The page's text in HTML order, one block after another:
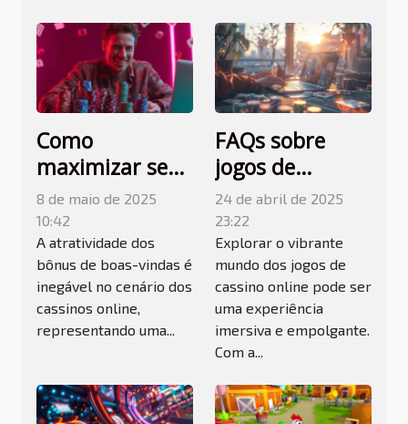
Como
maximizar seu
bônus de boas-
vindas em
cassinos online
8 de maio de 2025
10:42
A atratividade dos
bônus de boas-vindas é
inegável no cenário dos
cassinos online,
representando uma...
FAQs sobre
jogos de
cassino online:
tudo o que você
precisa saber
24 de abril de 2025
23:22
Explorar o vibrante
mundo dos jogos de
cassino online pode ser
uma experiência
imersiva e empolgante.
Com a...